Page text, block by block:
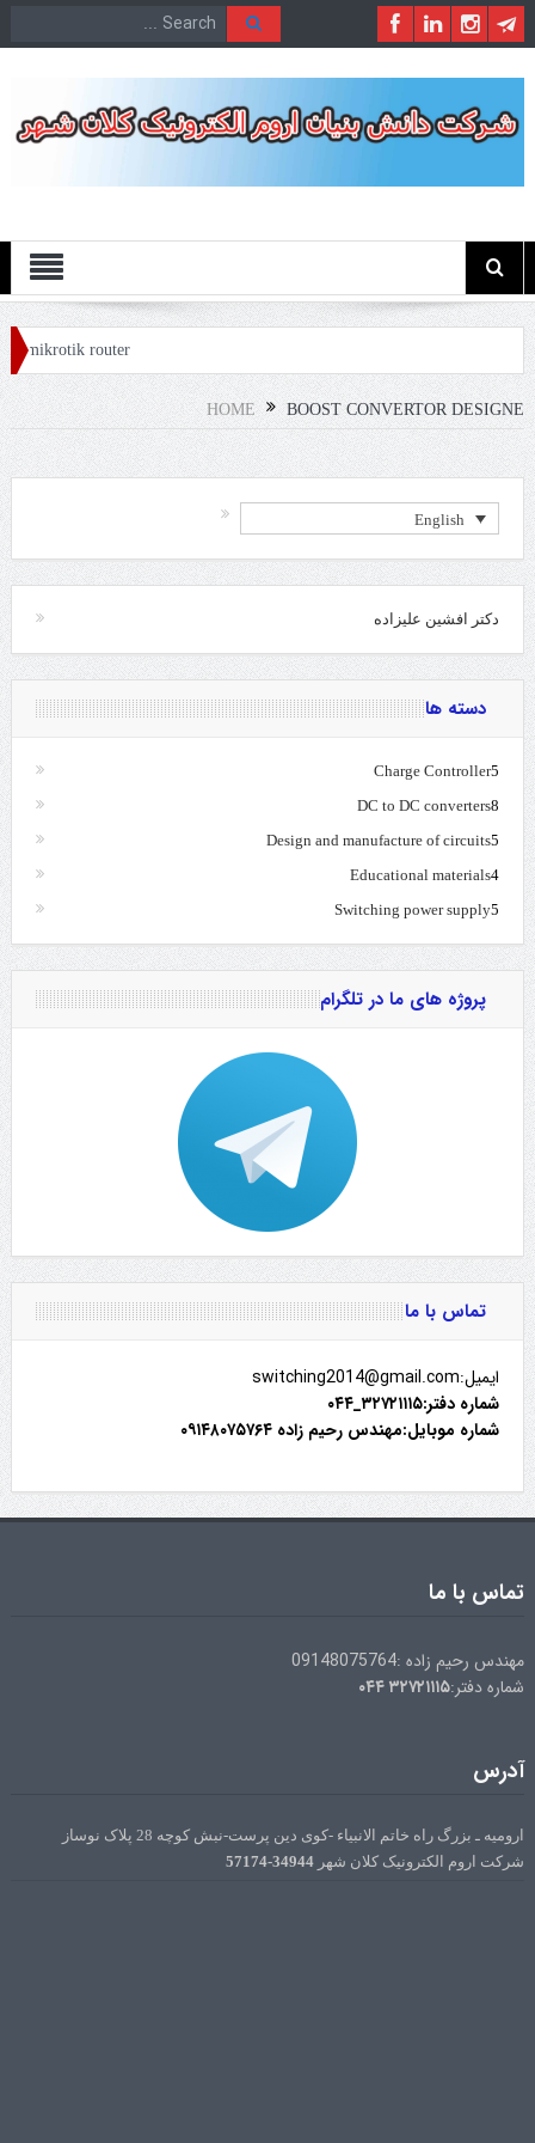
Menu
mikrotik router
HOME BOOST CONVERTOR DESIGNE
English
دکتر افشین علیزاده
دسته ها
Charge Controller5
DC to DC converters8
Design and manufacture of circuits5
Educational materials4
Switching power supply5
پروژه های ما در تلگرام
تماس با ما
ایمیل:switching2014@gmail.com
شماره دفتر:۳۲۷۲۱۱۱۵_۰۴۴
شماره موبایل:مهندس رحیم زاده ۰۹۱۴۸۰۷۵۷۶۴
تماس با ما
مهندس رحیم زاده :09148075764
شماره دفتر:۳۲۷۲۱۱۱۵۰۴۴
آدرس
ارومیه ـ بزرگ راه خاتم الانبیاء -کوی دین پرست-نبش کوچه 28 پلاک نوساز
شرکت اروم الکترونیک کلان شهر